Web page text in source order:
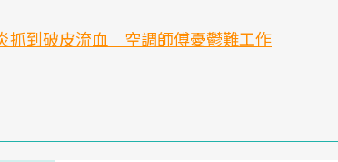
抓到破皮流血 空調師傅憂鬱難工作